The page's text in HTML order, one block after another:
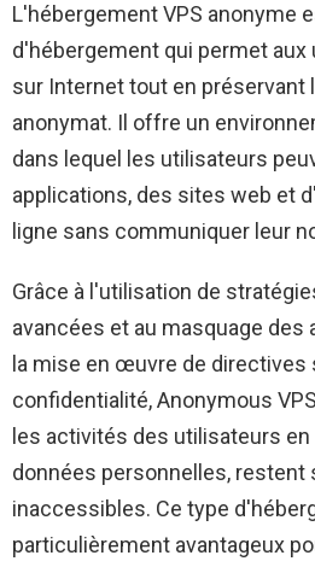
L'hébergement VPS anonyme
d'hébergement qui permet
sur Internet tout en préservant
anonymat. Il offre un
dans lequel les utilisateurs
applications, des sites web et
ligne sans communiquer leur
Grâce à l'utilisation de
avancées et au masquage des
la mise en œuvre de
confidentialité, Anonymous
les activités des utilisateurs en
données personnelles, restent
inaccessibles. Ce type
particulièrement avantageux